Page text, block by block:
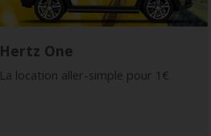
Hertz One
La location aller-simple pour 1€